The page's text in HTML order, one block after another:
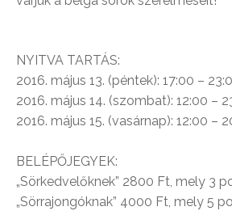
NYITVA TARTÁS:
2016. május 13. (péntek): 17:00 –
2016. május 14. (szombat): 12:00 –
2016. május 15. (vasárnap): 12:00 –
BELÉPŐJEGYEK:
„Sörkedvelőknek” 2800 Ft, mely 3
„Sörrajongóknak” 4000 Ft, mely 5